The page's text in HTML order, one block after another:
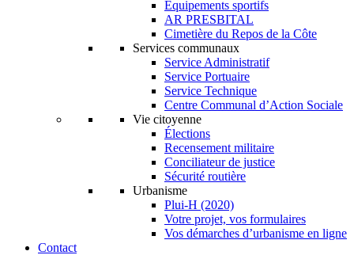
Équipements sportifs
AR PRESBITAL
Cimetière du Repos de la Côte
Services communaux
Service Administratif
Service Portuaire
Service Technique
Centre Communal d’Action Sociale
Vie citoyenne
Élections
Recensement militaire
Conciliateur de justice
Sécurité routière
Urbanisme
Plui-H (2020)
Votre projet, vos formulaires
Vos démarches d’urbanisme en ligne
Contact